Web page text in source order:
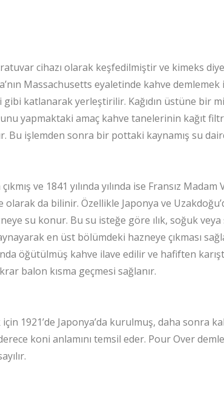
cihazı olarak keşfedilmiştir ve kimeks
Massachusetts eyaletinde kahve
gibi katlanarak yerleştirilir. Kağıdın üstüne bir
yapmaktaki amaç kahve tanelerinin kağıt
işlemden sonra bir pottaki kaynamış su
ve 1841 yılında yılında ise Fransız
olarak da bilinir. Özellikle Japonya ve
su konur. Bu su isteğe göre ılık, soğuk veya
en üst bölümdeki hazneye çıkması
öğütülmüş kahve ilave edilir ve hafiften
balon kısma geçmesi sağlanır.
1921’de Japonya’da kurulmuş, daha sonra
koni anlamını temsil eder. Pour Over